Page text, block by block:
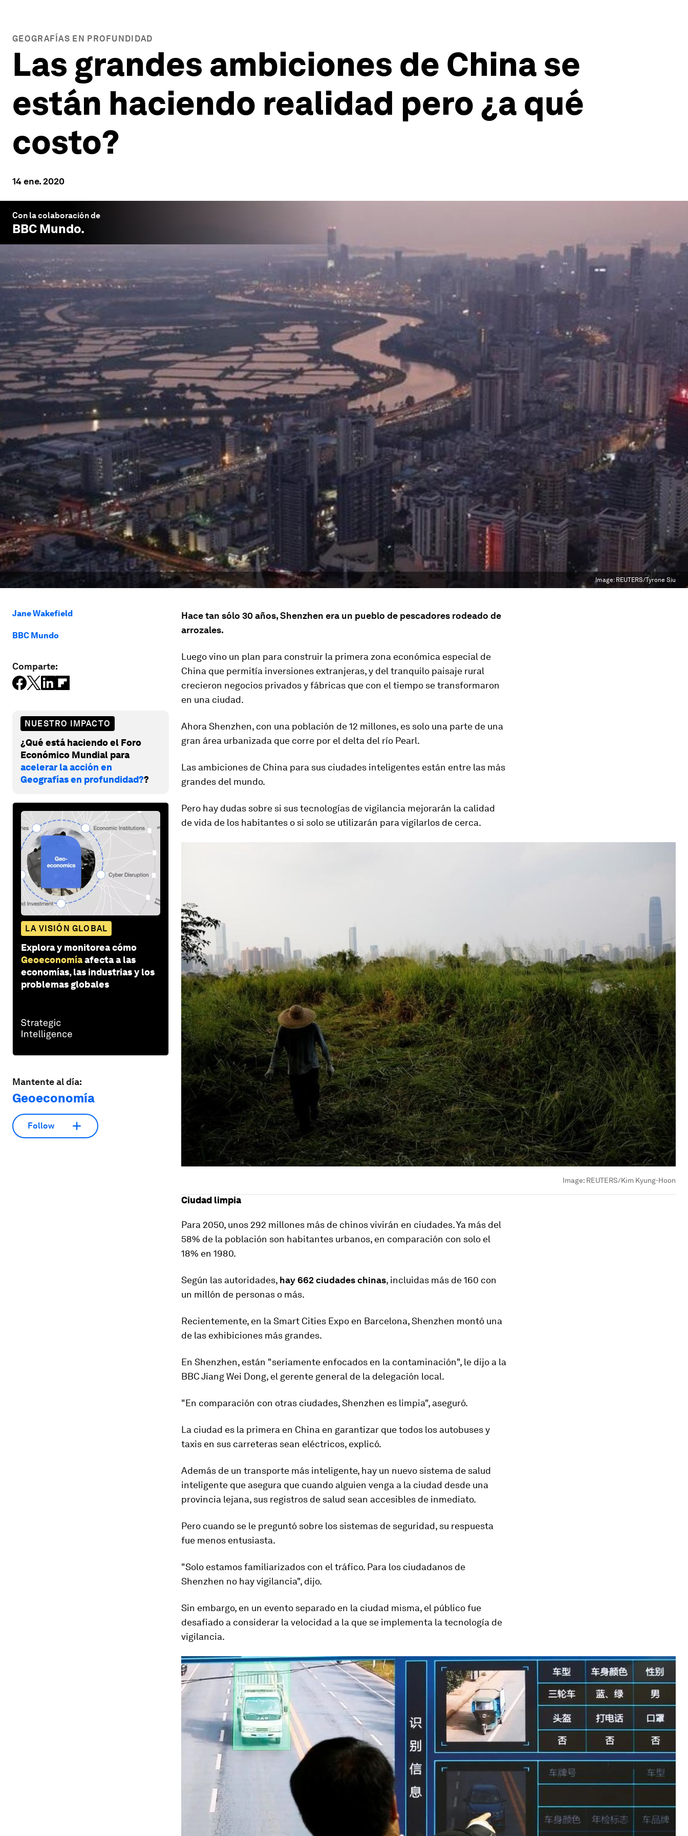
GEOGRAFÍAS EN PROFUNDIDAD
Las grandes ambiciones de China se
están haciendo realidad pero ¿a qué
costo?
14 ene. 2020
Con la colaboración de
BBC Mundo.
Image: REUTERS/Tyrone Siu
Jane Wakefield
BBC Mundo
Comparte:
NUESTRO IMPACTO
¿Qué está haciendo el Foro
Económico Mundial para
acelerar la acción en
Geografías en profundidad??
LA VISIÓN GLOBAL
Explora y monitorea cómo
Geoeconomíaafecta a las
economías, las industrias y los
problemas globales
Mantente al día:
Geoeconomía
Follow
Hace tan sólo 30 años, Shenzhen era un pueblo de pescadores rodeado de
arrozales.
Luego vino un plan para construir la primera zona económica especial de
China que permitía inversiones extranjeras, y del tranquilo paisaje rural
crecieron negocios privados y fábricas que con el tiempo se transformaron
en una ciudad.
Ahora Shenzhen, con una población de 12 millones, es solo una parte de una
gran área urbanizada que corre por el delta del río Pearl.
Las ambiciones de China para sus ciudades inteligentes están entre las más
grandes del mundo.
Pero hay dudas sobre si sus tecnologías de vigilancia mejorarán la calidad
de vida de los habitantes o si solo se utilizarán para vigilarlos de cerca.
Image: REUTERS/Kim Kyung-Hoon
Ciudad limpia
Para 2050, unos 292 millones más de chinos vivirán en ciudades. Ya más del
58% de la población son habitantes urbanos, en comparación con solo el
18% en 1980.
Según las autoridades, hay 662 ciudades chinas, incluidas más de 160 con
un millón de personas o más.
Recientemente, en la Smart Cities Expo en Barcelona, ​​Shenzhen montó una
de las exhibiciones más grandes.
En Shenzhen, están "seriamente enfocados en la contaminación", le dijo a la
BBC Jiang Wei Dong, el gerente general de la delegación local.
"En comparación con otras ciudades, Shenzhen es limpia", aseguró.
La ciudad es la primera en China en garantizar que todos los autobuses y
taxis en sus carreteras sean eléctricos, explicó.
Además de un transporte más inteligente, hay un nuevo sistema de salud
inteligente que asegura que cuando alguien venga a la ciudad desde una
provincia lejana, sus registros de salud sean accesibles de inmediato.
Pero cuando se le preguntó sobre los sistemas de seguridad, su respuesta
fue menos entusiasta.
"Solo estamos familiarizados con el tráfico. Para los ciudadanos de
Shenzhen no hay vigilancia", dijo.
Sin embargo, en un evento separado en la ciudad misma, el público fue
desafiado a considerar la velocidad a la que se implementa la tecnología de
vigilancia.